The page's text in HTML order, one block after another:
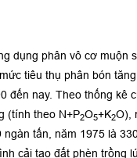
dụng phân vô cơ muộn
tiêu thụ phân bón
đến nay. Theo thống kê
(tính theo N+P2O5+K2O),
ngàn tấn, năm 1975 là
cải tạo đất phèn trồng